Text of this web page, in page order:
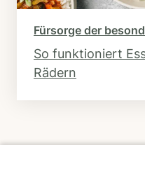
Fürsorge der
So funktioniert
Rädern